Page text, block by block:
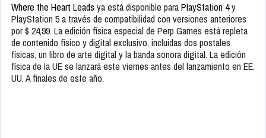
Where the Heart Leads ya está disponible paraPlayStation 4y
PlayStation 5 a través de compatibilidad con versiones anteriores
por $ 24,99. La edición física especial de Perp Games está repleta
de contenido físico y digital exclusivo, incluidas dos postales
físicas, un libro de arte digital y la banda sonora digital. La edición
física de la UE se lanzará este viernes antes del lanzamiento en EE.
UU. A finales de este año.